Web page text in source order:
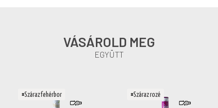
VÁSÁROLD MEG
EGYÜTT
#Száraz fehérbor #Száraz rozé